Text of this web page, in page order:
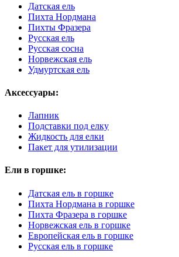
Датская ель
Пихта Нордмана
Пихты Фразера
Русская ель
Русская сосна
Норвежская ель
Удмуртская ель
Аксессуары:
Лапник
Подставки под елку
Жидкость для елки
Пакет для утилизации
Ели в горшке:
Датская ель в горшке
Пихта Нордмана в горшке
Пихта Фразера в горшке
Норвежская ель в горшке
Европейская ель в горшке
Русская ель в горшке